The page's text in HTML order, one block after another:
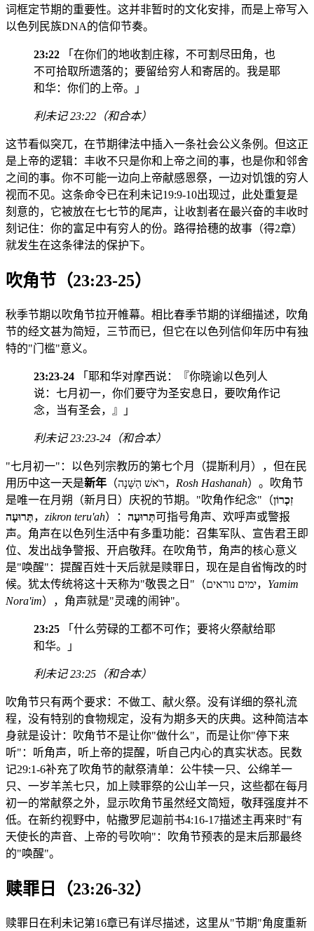
词框定节期的重要性。这并非暂时的文化安排，而是上帝写入
以色列民族DNA的信仰节奏。
23:22 「在你们的地收割庄稼，不可割尽田角，也
不可拾取所遗落的；要留给穷人和寄居的。我是耶
和华：你们的上帝。」
利未记 23:22（和合本）
这节看似突兀，在节期律法中插入一条社会公义条例。但这正
是上帝的逻辑：丰收不只是你和上帝之间的事，也是你和邻舍
之间的事。你不可能一边向上帝献感恩祭，一边对饥饿的穷人
视而不见。这条命令已在利未记19:9-10出现过，此处重复是
刻意的，它被放在七七节的尾声，让收割者在最兴奋的丰收时
刻记住：你的富足中有穷人的份。路得拾穗的故事（得2章）
就发生在这条律法的保护下。
吹角节（23:23-25）
秋季节期以吹角节拉开帷幕。相比春季节期的详细描述，吹角
节的经文甚为简短，三节而已，但它在以色列信仰年历中有独
特的"门槛"意义。
23:23-24 「耶和华对摩西说：『你晓谕以色列人
说：七月初一，你们要守为圣安息日，要吹角作记
念，当有圣会，』」
利未记 23:23-24（和合本）
"七月初一"：以色列宗教历的第七个月（提斯利月），但在民
用历中这一天是新年 （רֹאשׁ הַשָּׁנָה， Rosh Hashanah）。吹角节
是唯一在月朔（新月日）庆祝的节期。"吹角作纪念"（זִכְרוֹן
תְּרוּעָה， zikron teru'ah）： תְּרוּעָה可指号角声、欢呼声或警报
声。角声在以色列生活中有多重功能：召集军队、宣告君王即
位、发出战争警报、开启敬拜。在吹角节，角声的核心意义
是"唤醒"：提醒百姓十天后就是赎罪日，现在是自省悔改的时
候。犹太传统将这十天称为"敬畏之日"（ימים נוראים， Yamim
Nora'im），角声就是"灵魂的闹钟"。
23:25 「什么劳碌的工都不可作；要将火祭献给耶
和华。」
利未记 23:25（和合本）
吹角节只有两个要求：不做工、献火祭。没有详细的祭礼流
程，没有特别的食物规定，没有为期多天的庆典。这种简洁本
身就是设计：吹角节不是让你"做什么"，而是让你"停下来
听"：听角声，听上帝的提醒，听自己内心的真实状态。民数
记29:1-6补充了吹角节的献祭清单：公牛犊一只、公绵羊一
只、一岁羊羔七只，加上赎罪祭的公山羊一只，这些都在每月
初一的常献祭之外，显示吹角节虽然经文简短，敬拜强度并不
低。在新约视野中，帖撒罗尼迦前书4:16-17描述主再来时"有
天使长的声音、上帝的号吹响"：吹角节预表的是末后那最终
的"唤醒"。
赎罪日（23:26-32）
赎罪日在利未记第16章已有详尽描述，这里从"节期"角度重新